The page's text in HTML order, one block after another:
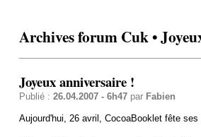
Archives forum Cuk •
Joyeux anniversaire !
Publié : 26.04.2007 - 6h47par Fabien
Aujourd'hui, 26 avril, CocoaBooklet fête